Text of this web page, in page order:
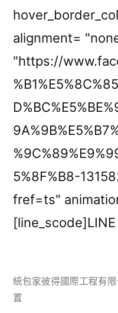
alignment=
"https://
5%8F%B8-
fref=ts"
統包家彼得國際工程有限
置